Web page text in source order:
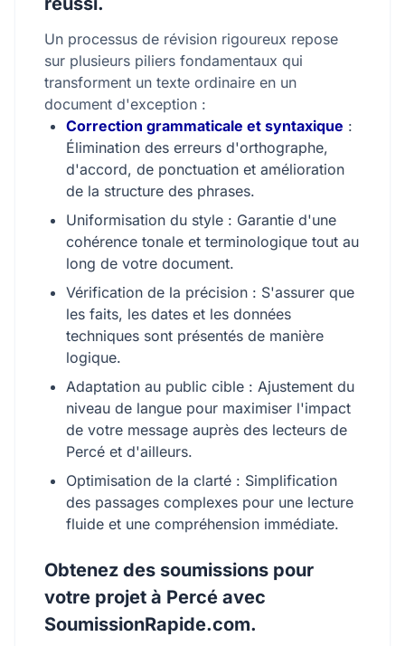
Un processus de révision rigoureux repose
sur plusieurs piliers fondamentaux qui
transforment un texte ordinaire en un
document d'exception :
Correction grammaticale et syntaxique :
Élimination des erreurs d'orthographe,
d'accord, de ponctuation et amélioration
de la structure des phrases.
Uniformisation du style : Garantie d'une
cohérence tonale et terminologique tout au
long de votre document.
Vérification de la précision : S'assurer que
les faits, les dates et les données
techniques sont présentés de manière
logique.
Adaptation au public cible : Ajustement du
niveau de langue pour maximiser l'impact
de votre message auprès des lecteurs de
Percé et d'ailleurs.
Optimisation de la clarté : Simplification
des passages complexes pour une lecture
fluide et une compréhension immédiate.
Obtenez des soumissions pour
votre projet à Percé avec
SoumissionRapide.com.